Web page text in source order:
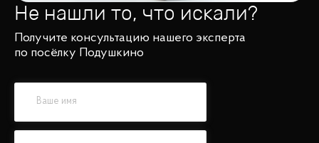
Не нашли то, что искали?
Получите консультацию нашего эксперта
по посёлку Подушкино